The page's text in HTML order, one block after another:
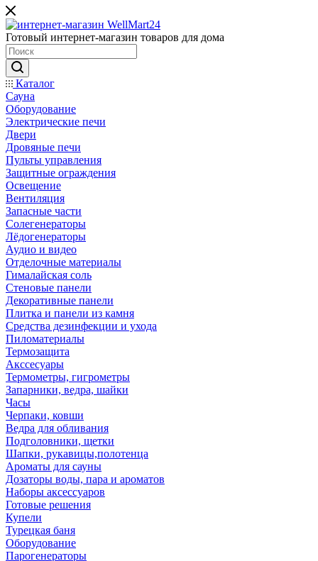
Готовый интернет-магазин товаров для дома
Каталог
Сауна
Оборудование
Электрические печи
Двери
Дровяные печи
Пульты управления
Защитные ограждения
Освещение
Вентиляция
Запасные части
Солегенераторы
Лёдогенераторы
Аудио и видео
Отделочные материалы
Гималайская соль
Стеновые панели
Декоративные панели
Плитка и панели из камня
Средства дезинфекции и ухода
Пиломатериалы
Термозащита
Аксcесуары
Термометры, гигрометры
Запарники, ведра, шайки
Часы
Черпаки, ковши
Ведра для обливания
Подголовники, щетки
Шапки, рукавицы,полотенца
Ароматы для сауны
Дозаторы воды, пара и ароматов
Наборы аксессуаров
Готовые решения
Купели
Турецкая баня
Оборудование
Парогенераторы